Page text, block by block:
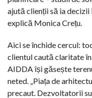
ajută clienții să ia decizii
explică Monica Crețu.
Aici se închide cercul:
clientul caută claritate
AIDDA își găsește
neted. „Piața de
precaut. Dezvoltatorii